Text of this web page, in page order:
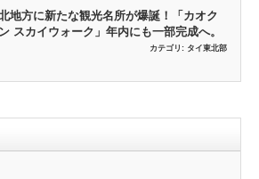
地方に新たな観光名所が爆誕！「カオク
スカイウォーク」年内にも一部完成へ。
カテゴリ: タイ東北部